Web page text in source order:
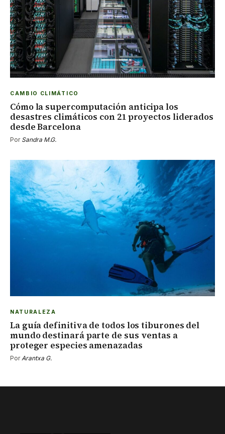
CAMBIO CLIMÁTICO
Cómo la supercomputación anticipa los
desastres climáticos con 21 proyectos liderados
desde Barcelona
Por Sandra M.G.
NATURALEZA
La guía definitiva de todos los tiburones del
mundo destinará parte de sus ventas a
proteger especies amenazadas
Por Arantxa G.